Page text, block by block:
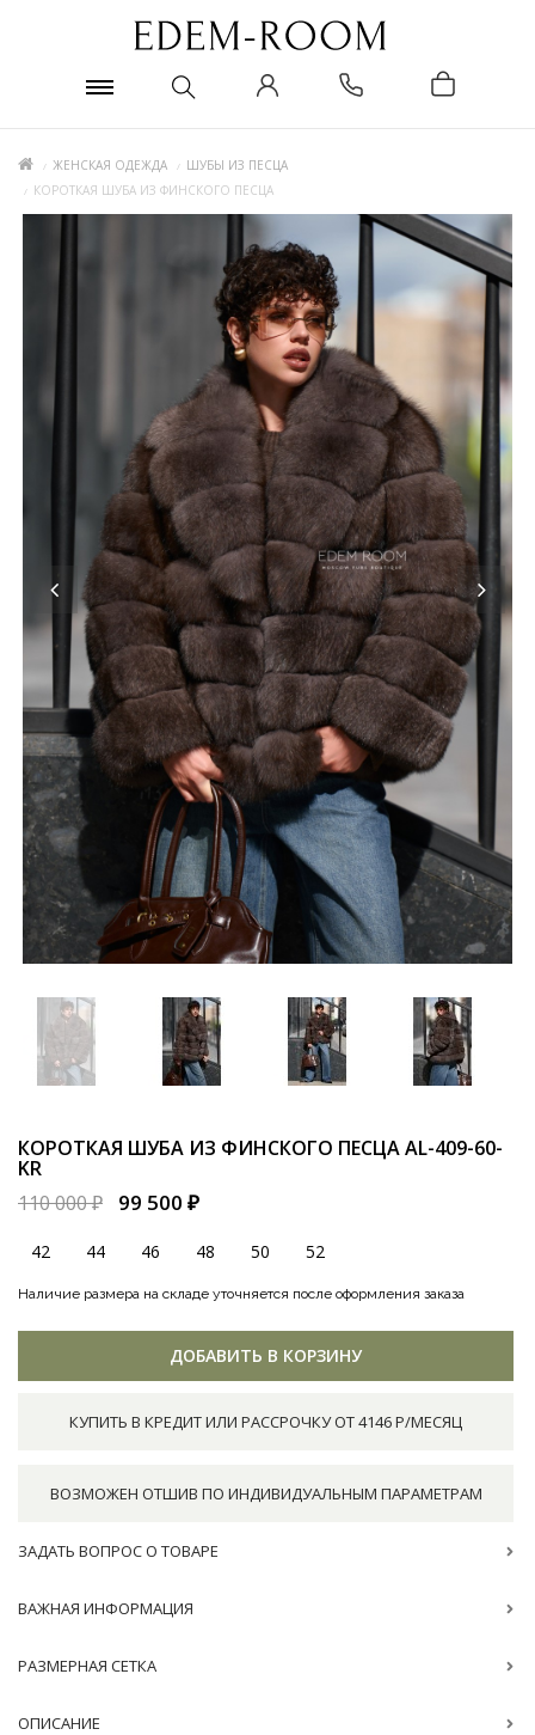
ЖЕНСКАЯ ОДЕЖДА
ШУБЫ ИЗ ПЕСЦА
КОРОТКАЯ ШУБА ИЗ ФИНСКОГО ПЕСЦА
КОРОТКАЯ ШУБА ИЗ ФИНСКОГО ПЕСЦАAL-409-60-
KR
110 000 ₽
99 500 ₽
42 44 46 48 50 52
Наличие размера на складе уточняется после оформления заказа
ДОБАВИТЬ В КОРЗИНУ
КУПИТЬ В КРЕДИТ ИЛИ РАССРОЧКУ ОТ 4146 Р/МЕСЯЦ
ВОЗМОЖЕН ОТШИВ ПО ИНДИВИДУАЛЬНЫМ ПАРАМЕТРАМ
ЗАДАТЬ ВОПРОС О ТОВАРЕ
ВАЖНАЯ ИНФОРМАЦИЯ
РАЗМЕРНАЯ СЕТКА
ОПИСАНИЕ